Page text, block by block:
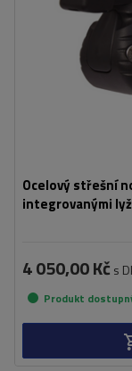
Ocelový střešní
integrovanými
4 050,00 Kč s
Produkt